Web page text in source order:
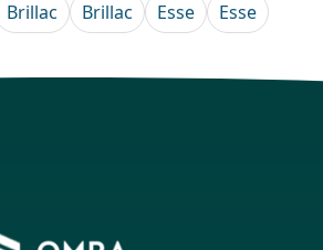
Brillac Brillac Esse
Esse